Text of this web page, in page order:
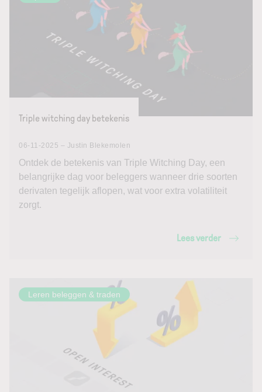
Triple witching day betekenis
06-11-2025 – Justin Blekemolen
Ontdek de betekenis van Triple Witching Day, een
belangrijke dag voor beleggers wanneer drie soorten
derivaten tegelijk aflopen, wat voor extra volatiliteit
zorgt.
Lees verder
Leren beleggen & traden